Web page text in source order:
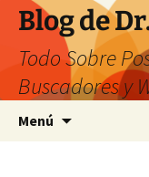
Saltar
contenido
Blog de
Todo Sobre
Buscadores y
Menú